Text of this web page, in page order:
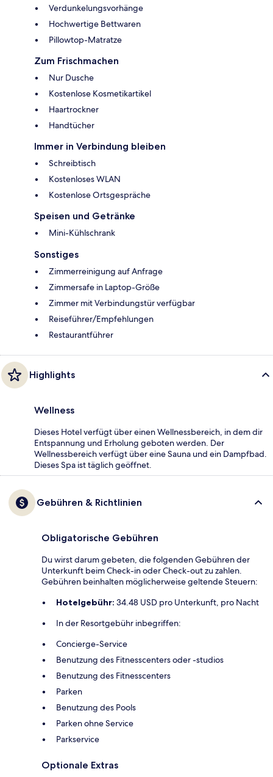
Verdunkelungsvorhänge
Hochwertige Bettwaren
Pillowtop-Matratze
Zum Frischmachen
Nur Dusche
Kostenlose Kosmetikartikel
Haartrockner
Handtücher
Immer in Verbindung bleiben
Schreibtisch
Kostenloses WLAN
Kostenlose Ortsgespräche
Speisen und Getränke
Mini-Kühlschrank
Sonstiges
Zimmerreinigung auf Anfrage
Zimmersafe in Laptop-Größe
Zimmer mit Verbindungstür verfügbar
Reiseführer/Empfehlungen
Restaurantführer
Highlights
Wellness
Dieses Hotel verfügt über einen Wellnessbereich, in dem dir
Entspannung und Erholung geboten werden. Der
Wellnessbereich verfügt über eine Sauna und ein Dampfbad.
Dieses Spa ist täglich geöffnet.
Gebühren & Richtlinien
Obligatorische Gebühren
Du wirst darum gebeten, die folgenden Gebühren der
Unterkunft beim Check-in oder Check-out zu zahlen.
Gebühren beinhalten möglicherweise geltende Steuern:
Hotelgebühr: 34.48 USD pro Unterkunft, pro Nacht
In der Resortgebühr inbegriffen:
Concierge-Service
Benutzung des Fitnesscenters oder -studios
Benutzung des Fitnesscenters
Parken
Benutzung des Pools
Parken ohne Service
Parkservice
Optionale Extras